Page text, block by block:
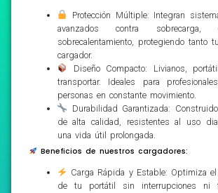
Protección Múltiple: Integran
avanzados contra sobrecarga,
sobrecalentamiento, protegiendo tanto
cargador.
Diseño Compacto: Livianos,
transportar. Ideales para
personas en constante movimiento.
Durabilidad Garantizada:
de alta calidad, resistentes al uso
una vida útil prolongada.
Beneficios de nuestros cargadores:
Carga Rápida y Estable: Optimiza
de tu portátil sin interrupciones ni